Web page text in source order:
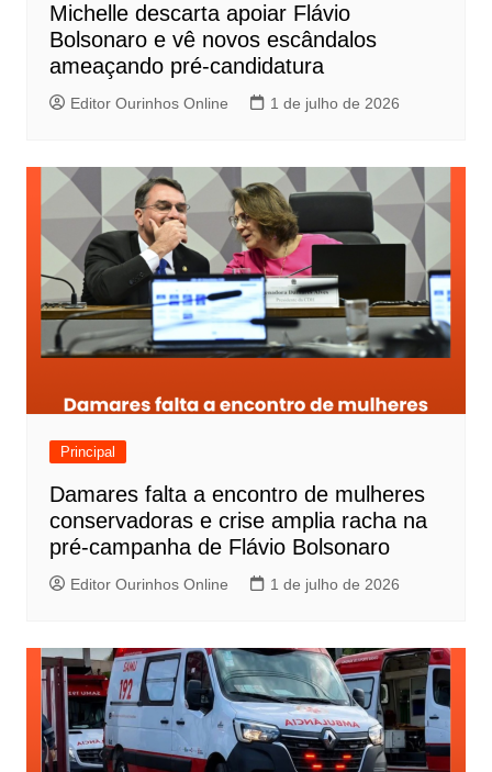
Michelle descarta apoiar Flávio
Bolsonaro e vê novos escândalos
ameaçando pré-candidatura
Editor Ourinhos Online 1 de julho de 2026
Principal
Damares falta a encontro de mulheres
conservadoras e crise amplia racha na
pré-campanha de Flávio Bolsonaro
Editor Ourinhos Online 1 de julho de 2026